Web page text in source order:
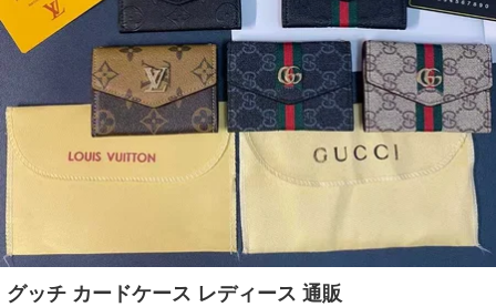
グッチ カードケース レディース 通販